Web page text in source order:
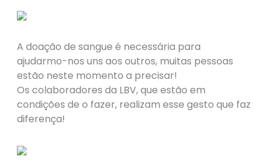
A doação de sangue é necessária para
ajudarmo-nos uns aos outros, muitas pessoas
estão neste momento a precisar!
Os colaboradores da LBV, que estão em
condições de o fazer, realizam esse gesto que faz
diferença!